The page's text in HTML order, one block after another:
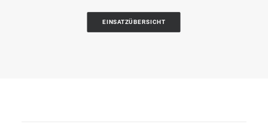
EINSATZÜBERSICHT